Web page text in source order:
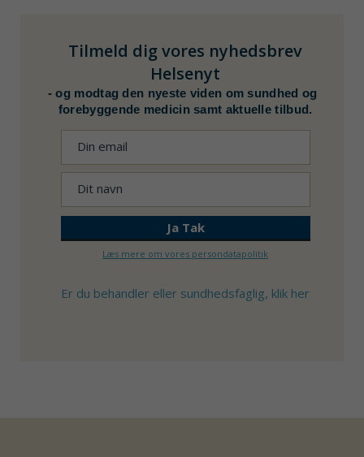
Tilmeld dig vores nyhedsbrev
Helsenyt
-og modtag den nyeste viden om sundhed og
forebyggende medicin samt aktuelle tilbud.
Læs mere om vores persondatapolitik
Er du behandler eller sundhedsfaglig, klik her